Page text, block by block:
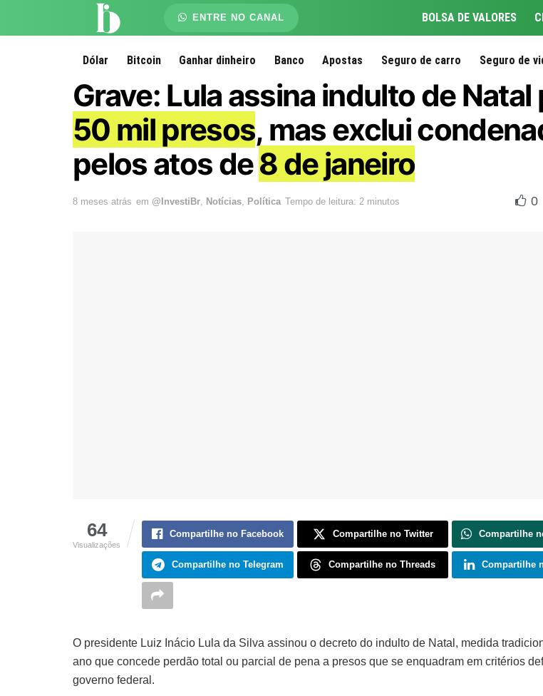
ENTRE NO CANAL BOLSA DE VALORES
Dólar Bitcoin Ganhar dinheiro Banco Apostas Seguro de carro Seguro de
Grave: Lula assina indulto de Natal
50 mil presos, mas exclui
pelos atos de8 de janeiro
8 meses atrás em @InvestiBr Notícias Política Tempo de leitura: 2 minutos 0
64
Visualizações
Compartilhe no Facebook Compartilhe no Twitter Compartilhe
Compartilhe no Telegram Compartilhe no Threads Compartilhe
O presidente Luiz Inácio Lula da Silva assinou o decreto do indulto de Natal, medida
ano que concede perdão total ou parcial de pena a presos que se enquadram em critérios
governo federal.